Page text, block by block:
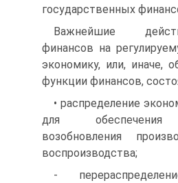
государственных
Важнейшие
финансов на
экономику, или, иначе,
функции финансов,
• распределение
для обеспечения
возобновления
воспроизводства;
-